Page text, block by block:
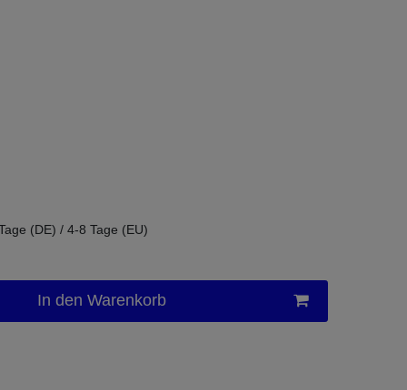
(DE) / 4-8 Tage (EU)
In den Warenkorb